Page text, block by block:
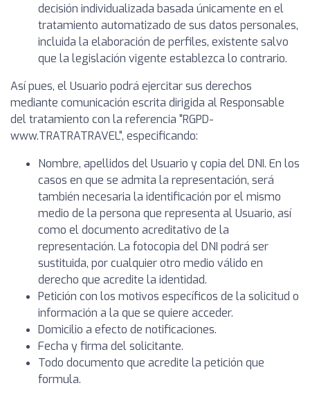
decisión individualizada basada únicamente en el
tratamiento automatizado de sus datos personales,
incluida la elaboración de perfiles, existente salvo
que la legislación vigente establezca lo contrario.
Así pues, el Usuario podrá ejercitar sus derechos
mediante comunicación escrita dirigida al Responsable
del tratamiento con la referencia "RGPD-
www.TRATRATRAVEL", especificando:
Nombre, apellidos del Usuario y copia del DNI. En los
casos en que se admita la representación, será
también necesaria la identificación por el mismo
medio de la persona que representa al Usuario, así
como el documento acreditativo de la
representación. La fotocopia del DNI podrá ser
sustituida, por cualquier otro medio válido en
derecho que acredite la identidad.
Petición con los motivos específicos de la solicitud o
información a la que se quiere acceder.
Domicilio a efecto de notificaciones.
Fecha y firma del solicitante.
Todo documento que acredite la petición que
formula.